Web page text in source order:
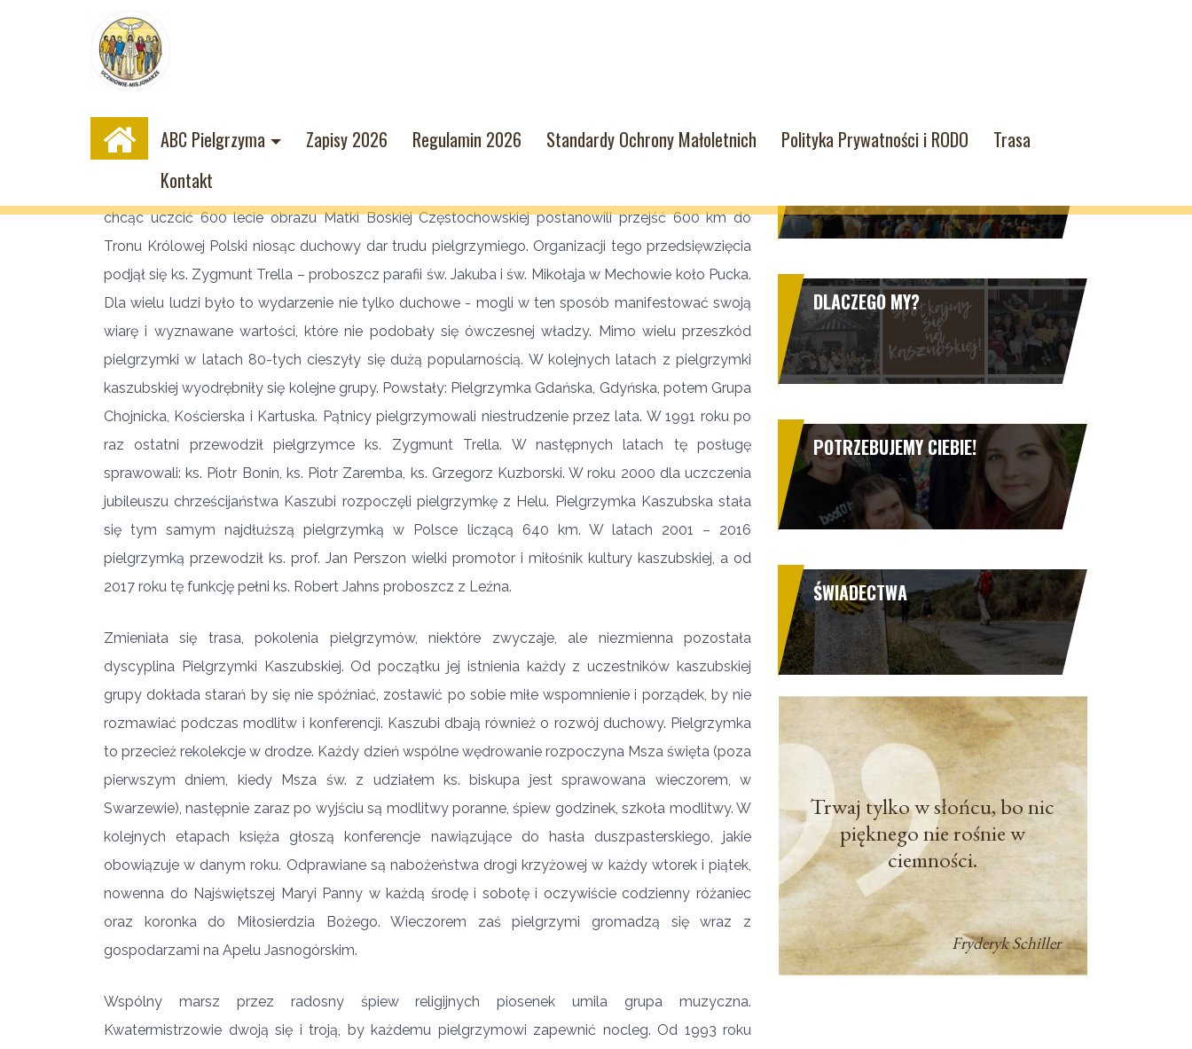
ABC Pielgrzyma Zapisy 2026 Regulamin 2026 Standardy Ochrony Małoletnich Polityka Prywatności i RODO
Trasa
Kontakt
Historia
Piesza Pielgrzymka Kaszubska po raz pierwszy wyruszyła ze Swarzewa 25 lipca 1982 r. Kaszubi
chcąc uczcić 600 lecie obrazu Matki Boskiej Częstochowskiej postanowili przejść 600 km do
Tronu Królowej Polski niosąc duchowy dar trudu pielgrzymiego. Organizacji tego przedsięwzięcia
podjął się ks. Zygmunt Trella – proboszcz parafii św. Jakuba i św. Mikołaja w Mechowie koło Pucka.
Dla wielu ludzi było to wydarzenie nie tylko duchowe - mogli w ten sposób manifestować swoją
wiarę i wyznawane wartości, które nie podobały się ówczesnej władzy. Mimo wielu przeszkód
pielgrzymki w latach 80-tych cieszyły się dużą popularnością. W kolejnych latach z pielgrzymki
kaszubskiej wyodrębniły się kolejne grupy. Powstały: Pielgrzymka Gdańska, Gdyńska, potem Grupa
Chojnicka, Kościerska i Kartuska. Pątnicy pielgrzymowali niestrudzenie przez lata. W 1991 roku po
raz ostatni przewodził pielgrzymce ks. Zygmunt Trella. W następnych latach tę posługę
sprawowali: ks. Piotr Bonin, ks. Piotr Zaremba, ks. Grzegorz Kuzborski. W roku 2000 dla uczczenia
jubileuszu chrześcijaństwa Kaszubi rozpoczęli pielgrzymkę z Helu. Pielgrzymka Kaszubska stała
się tym samym najdłuższą pielgrzymką w Polsce liczącą 640 km. W latach 2001 – 2016
pielgrzymką przewodził ks. prof. Jan Perszon wielki promotor i miłośnik kultury kaszubskiej, a od
2017 roku tę funkcję pełni ks. Robert Jahns proboszcz z Leźna.
Zmieniała się trasa, pokolenia pielgrzymów, niektóre zwyczaje, ale niezmienna pozostała
dyscyplina Pielgrzymki Kaszubskiej. Od początku jej istnienia każdy z uczestników kaszubskiej
grupy dokłada starań by się nie spóźniać, zostawić po sobie miłe wspomnienie i porządek, by nie
rozmawiać podczas modlitw i konferencji. Kaszubi dbają również o rozwój duchowy. Pielgrzymka
to przecież rekolekcje w drodze. Każdy dzień wspólne wędrowanie rozpoczyna Msza święta (poza
pierwszym dniem, kiedy Msza św. z udziałem ks. biskupa jest sprawowana wieczorem, w
Swarzewie), następnie zaraz po wyjściu są modlitwy poranne, śpiew godzinek, szkoła modlitwy. W
kolejnych etapach księża głoszą konferencje nawiązujące do hasła duszpasterskiego, jakie
obowiązuje w danym roku. Odprawiane są nabożeństwa drogi krzyżowej w każdy wtorek i piątek,
nowenna do Najświętszej Maryi Panny w każdą środę i sobotę i oczywiście codzienny różaniec
oraz koronka do Miłosierdzia Bożego. Wieczorem zaś pielgrzymi gromadzą się wraz z
gospodarzami na Apelu Jasnogórskim.
Wspólny marsz przez radosny śpiew religijnych piosenek umila grupa muzyczna.
Kwatermistrzowie dwoją się i troją, by każdemu pielgrzymowi zapewnić nocleg. Od 1993 roku
PIELGRZYMKA 2025
DLACZEGO MY?
POTRZEBUJEMY CIEBIE!
ŚWIADECTWA
Trwaj tylko w słońcu, bo nic
pięknego nie rośnie w
ciemności.
Fryderyk Schiller